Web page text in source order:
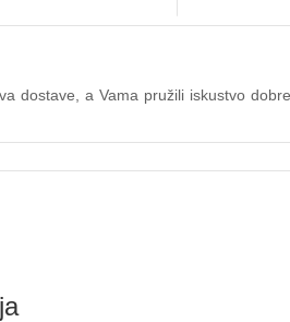
dostave, a Vama pružili iskustvo